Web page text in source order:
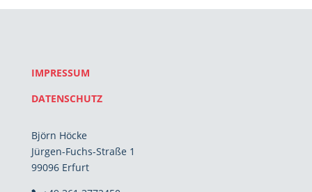
IMPRESSUM
DATENSCHUTZ
Björn Höcke
Jürgen-Fuchs-Straße 1
99096 Erfurt